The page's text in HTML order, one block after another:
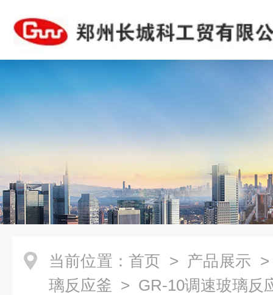
当前位置： 首页 > 产品展示
璃反应釜 > GR-10调速玻璃反